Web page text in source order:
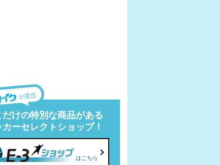
が運営
だけの特別な商品がある
カーセレクトショップ！
はこちら